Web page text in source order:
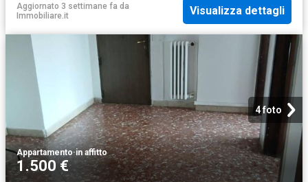
Aggiornato 3 settimane fa da
Immobiliare.it
Visualizza dettagli
4 foto
Appartamento·in affitto
1.500 €